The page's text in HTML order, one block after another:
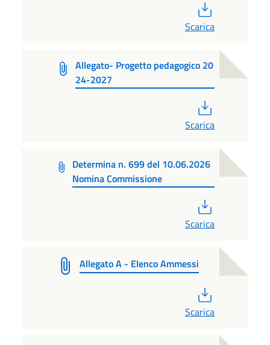
Scarica
Allegato- Progetto pedagogico 20
24-2027
Scarica
Determina n. 699 del 10.06.2026
Nomina Commissione
Scarica
Allegato A - Elenco Ammessi
Scarica